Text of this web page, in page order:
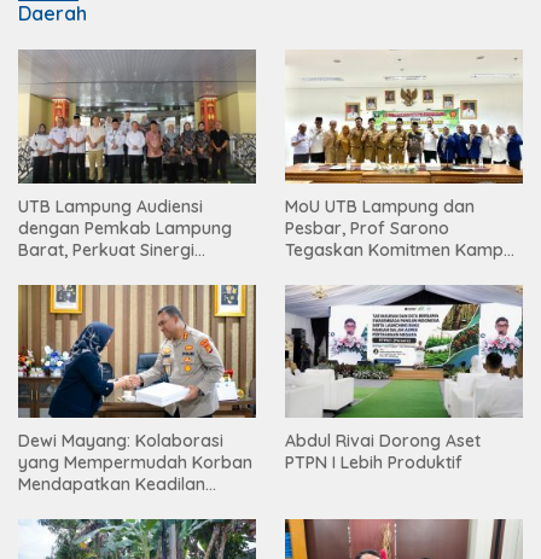
Daerah
UTB Lampung Audiensi
dengan Pemkab Lampung
Barat, Perkuat Sinergi
Tinggi
MoU UTB Lampung dan
Pesbar, Prof Sarono
Tegaskan Komitmen Kampus
Masyarakat
Dewi Mayang: Kolaborasi
yang Mempermudah Korban
Mendapatkan Keadilan
Abdul Rivai Dorong Aset
PTPN I Lebih Produktif